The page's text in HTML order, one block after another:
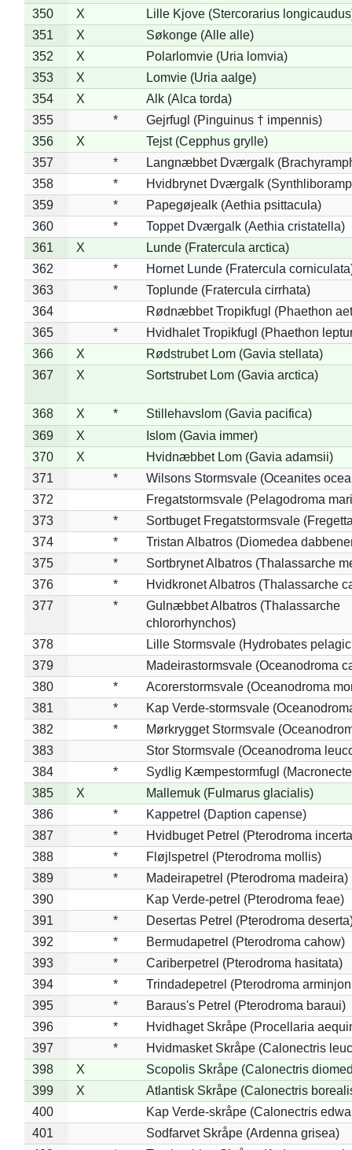
350
X
Lille Kjove (Stercorarius
351
X
Søkonge (Alle alle)
352
X
Polarlomvie (Uria lomvia)
353
X
Lomvie (Uria aalge)
354
X
Alk (Alca torda)
355
*
Gejrfugl (Pinguinus † impennis)
356
X
Tejst (Cepphus grylle)
357
*
Langnæbbet Dværgalk
358
*
Hvidbrynet Dværgalk
359
*
Papegøjealk (Aethia psittacula)
360
*
Toppet Dværgalk (Aethia cristatella)
361
X
Lunde (Fratercula arctica)
362
*
Hornet Lunde (Fratercula
363
*
Toplunde (Fratercula cirrhata)
364
Rødnæbbet Tropikfugl (Phaethon
365
*
Hvidhalet Tropikfugl (Phaethon
366
X
Rødstrubet Lom (Gavia stellata)
367
X Sortstrubet Lom (Gavia arctica)
368 X *
Stillehavslom (Gavia pacifica)
369
X
Islom (Gavia immer)
370
X
Hvidnæbbet Lom (Gavia adamsii)
371
*
Wilsons Stormsvale (Oceanites
372
Fregatstormsvale (Pelagodroma
373
*
Sortbuget Fregatstormsvale
374
*
Tristan Albatros (Diomedea
375
*
Sortbrynet Albatros (Thalassarche
376
*
Hvidkronet Albatros (Thalassarche
377
*
Gulnæbbet Albatros (Thalassarche
chlororhynchos)
378
Lille Stormsvale (Hydrobates
379
Madeirastormsvale (Oceanodroma
380
*
Acorerstormsvale (Oceanodroma
381
*
Kap Verde-stormsvale
382
*
Mørkrygget Stormsvale
383
Stor Stormsvale (Oceanodroma
384
*
Sydlig Kæmpestormfugl
385
X
Mallemuk (Fulmarus glacialis)
386
*
Kappetrel (Daption capense)
387
*
Hvidbuget Petrel (Pterodroma
388
*
Fløjlspetrel (Pterodroma mollis)
389
*
Madeirapetrel (Pterodroma madeira)
390
Kap Verde-petrel (Pterodroma feae)
391
*
Desertas Petrel (Pterodroma
392
*
Bermudapetrel (Pterodroma cahow)
393
*
Cariberpetrel (Pterodroma hasitata)
394
*
Trindadepetrel (Pterodroma
395
*
Baraus's Petrel (Pterodroma baraui)
396
*
Hvidhaget Skråpe (Procellaria
397
*
Hvidmasket Skråpe (Calonectris
398
X
Scopolis Skråpe (Calonectris
399
X
Atlantisk Skråpe (Calonectris
400
Kap Verde-skråpe (Calonectris
401
Sodfarvet Skråpe (Ardenna grisea)